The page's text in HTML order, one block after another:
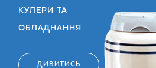
КУЛЕРИ ТА
ОБЛАДНАННЯ
ДИВИТИСЬ